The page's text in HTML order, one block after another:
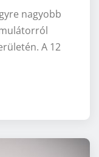
nagyobb
A 12